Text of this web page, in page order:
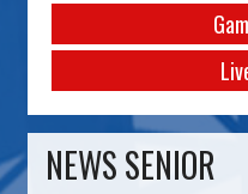
NEWS SENIOR